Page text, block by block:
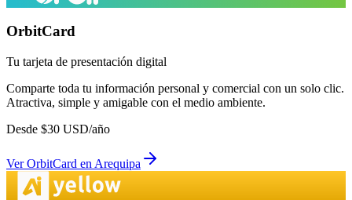
OrbitCard
Tu tarjeta de presentación digital
Comparte toda tu información personal y comercial con un solo clic.
Atractiva, simple y amigable con el medio ambiente.
Desde $30 USD/año
VerOrbitCard en Arequipa